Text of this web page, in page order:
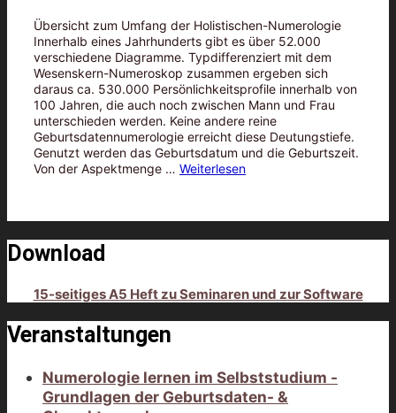
Übersicht zum Umfang der Holistischen-Numerologie
Innerhalb eines Jahrhunderts gibt es über 52.000
verschiedene Diagramme. Typdifferenziert mit dem
Wesenskern-Numeroskop zusammen ergeben sich
daraus ca. 530.000 Persönlichkeitsprofile innerhalb von
100 Jahren, die auch noch zwischen Mann und Frau
unterschieden werden. Keine andere reine
Geburtsdatennumerologie erreicht diese Deutungstiefe.
Genutzt werden das Geburtsdatum und die Geburtszeit.
Von der Aspektmenge … Weiterlesen
Download
15-seitiges A5 Heft zu Seminaren und zur Software
Veranstaltungen
Numerologie lernen im Selbststudium -
Grundlagen der Geburtsdaten- &